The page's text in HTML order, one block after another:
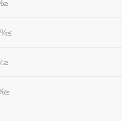
≤11%
≥58.0%
≤2.0٪
≤4.5%